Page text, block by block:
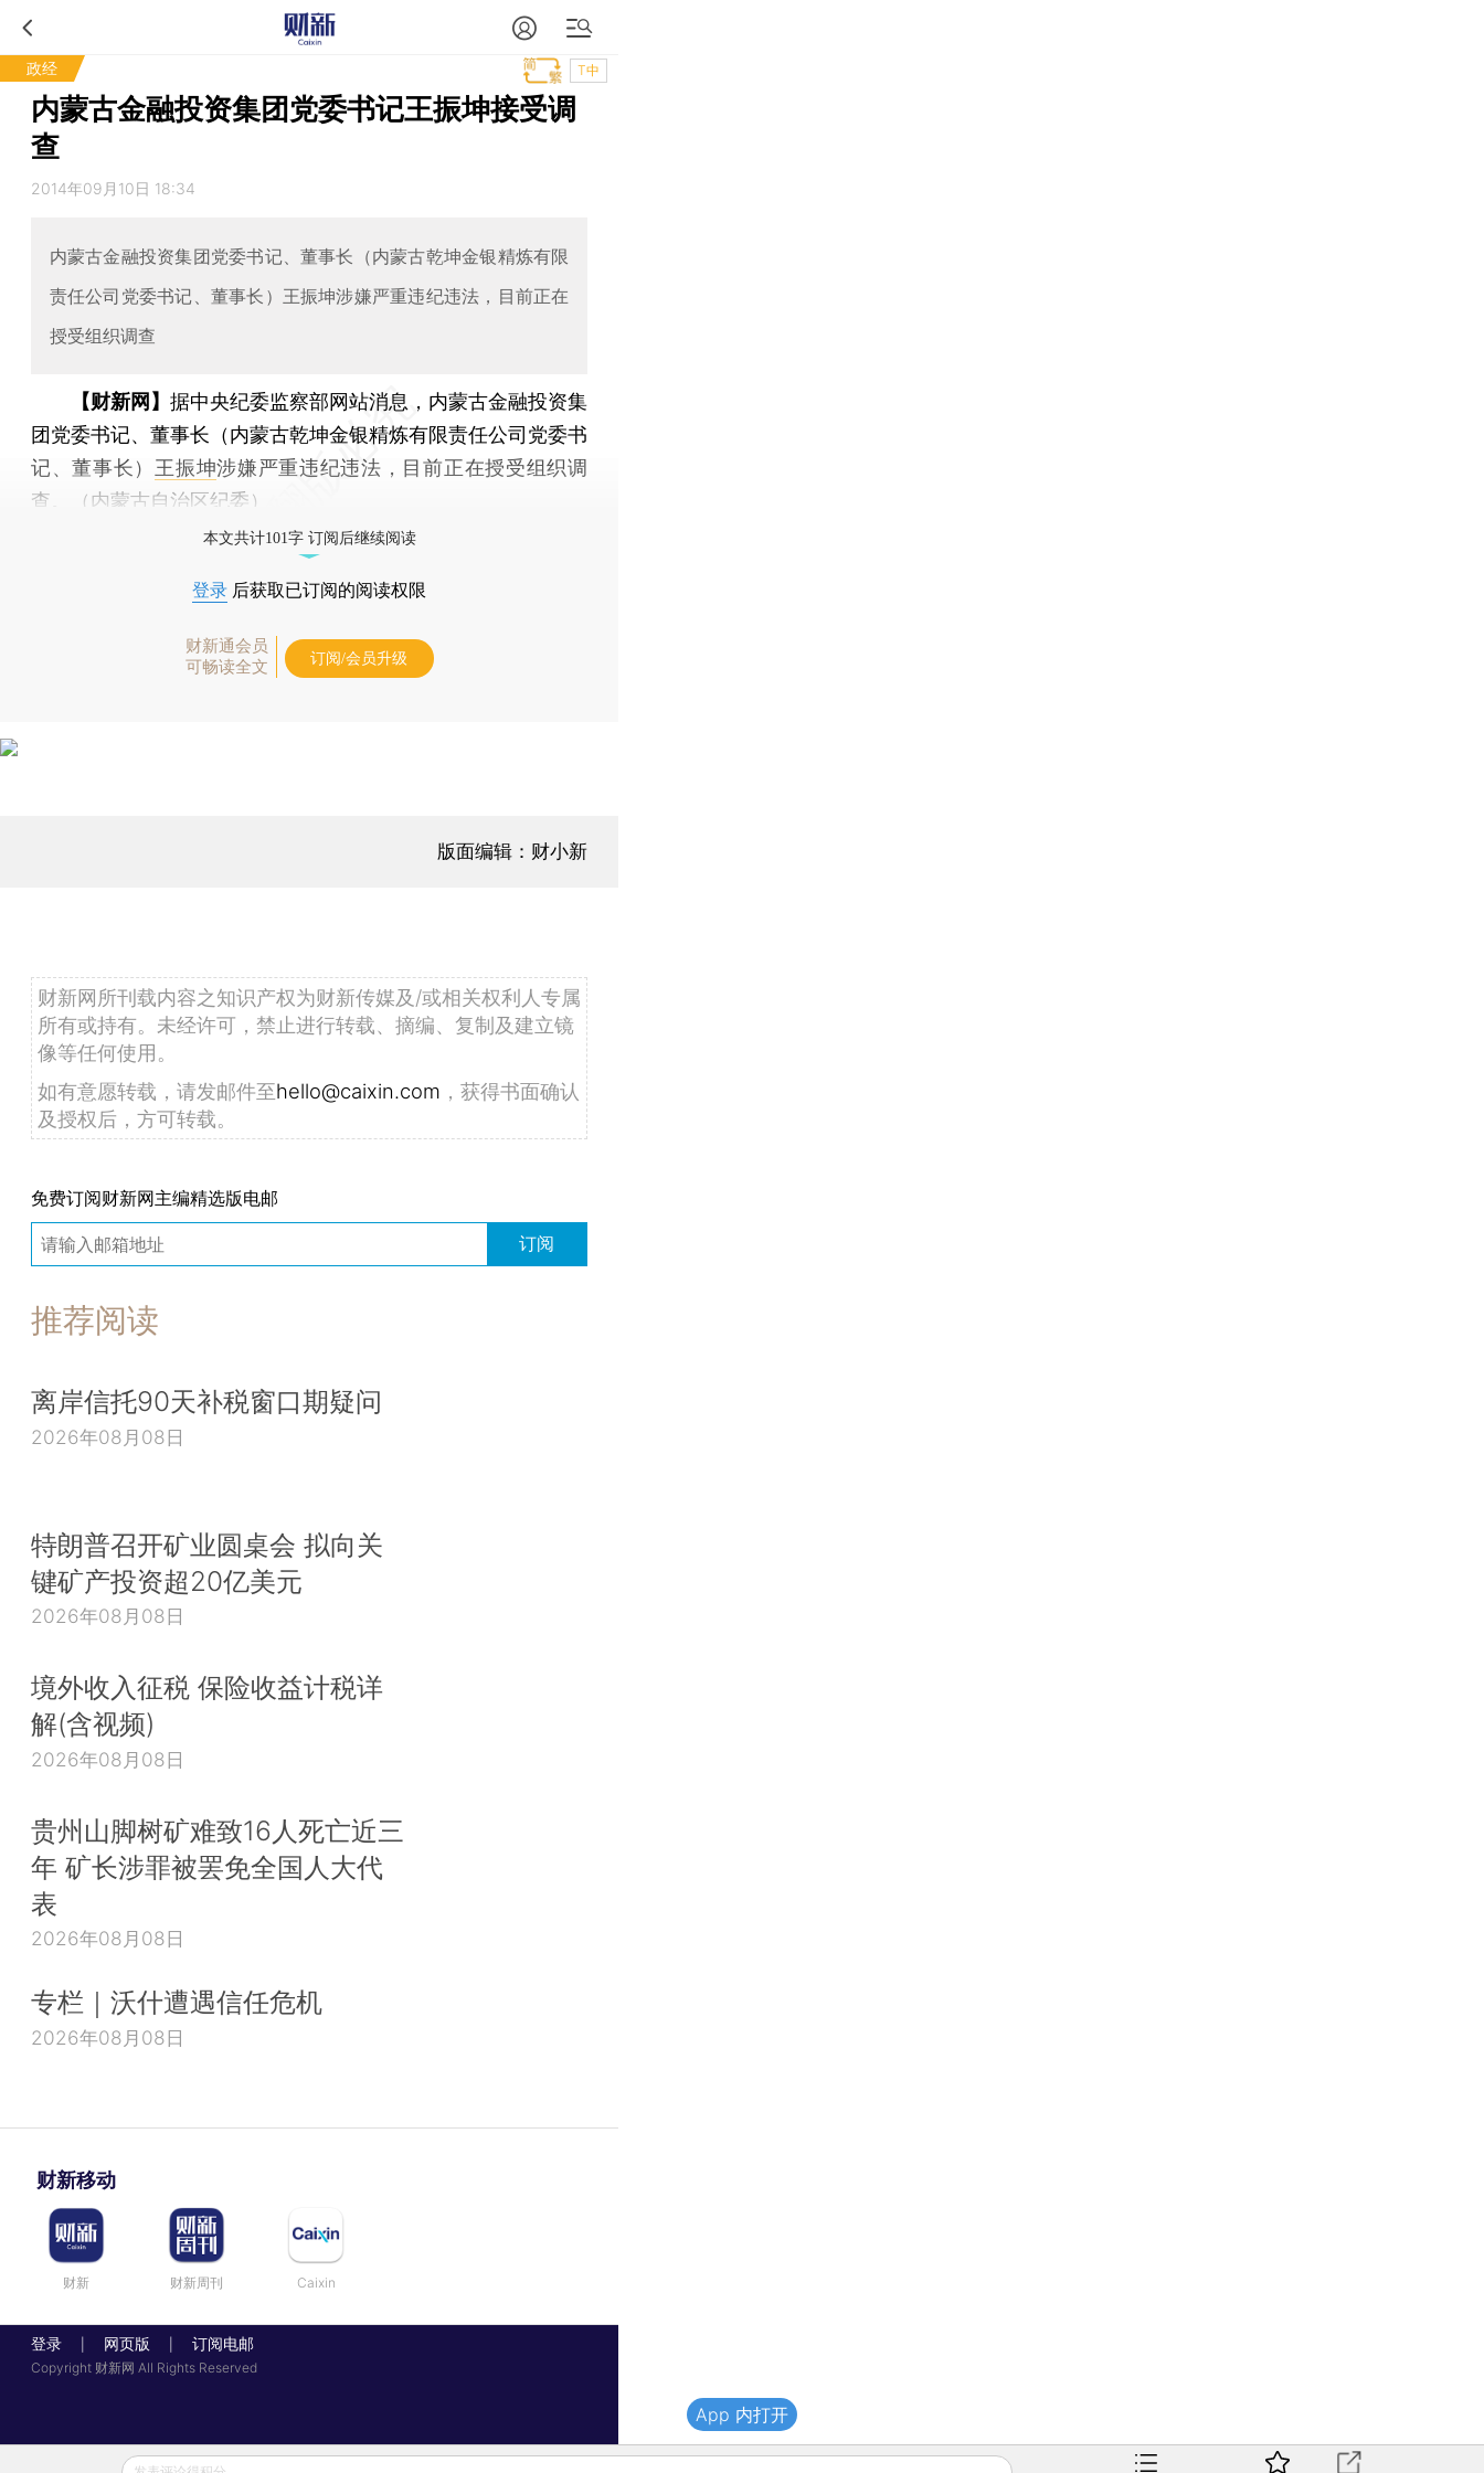
政经 T中
内蒙古金融投资集团党委书记王振坤接受调
查
2014年09月10日 18:34
内蒙古金融投资集团党委书记、董事长（内蒙古乾坤金银精炼有限
责任公司党委书记、董事长）王振坤涉嫌严重违纪违法，目前正在
授受组织调查
【财新网】 据中央纪委监察部网站消息，内蒙古金融投资集
团党委书记、董事长（内蒙古乾坤金银精炼有限责任公司党委书
记、董事长） 王振坤涉嫌严重违纪违法，目前正在授受组织调
查。（内蒙古自治区纪委）
本文共计101字 订阅后继续阅读
登录 后获取已订阅的阅读权限
财新通会员
可畅读全文
订阅/会员升级
版面编辑：财小新
财新网所刊载内容之知识产权为财新传媒及/或相关权利人专属
所有或持有。未经许可，禁止进行转载、摘编、复制及建立镜
像等任何使用。
如有意愿转载，请发邮件至hello@caixin.com ，获得书面确认
及授权后，方可转载。
免费订阅财新网主编精选版电邮
订阅
推荐阅读
离岸信托90天补税窗口期疑问
2026年08月08日
特朗普召开矿业圆桌会 拟向关
键矿产投资超20亿美元
2026年08月08日
境外收入征税 保险收益计税详
解(含视频)
2026年08月08日
贵州山脚树矿难致16人死亡近三
年 矿长涉罪被罢免全国人大代
表
2026年08月08日
专栏｜沃什遭遇信任危机
2026年08月08日
财新移动
财新 财新周刊 Caixin
登录 网页版 订阅电邮
Copyright 财新网 All Rights Reserved
App 内打开